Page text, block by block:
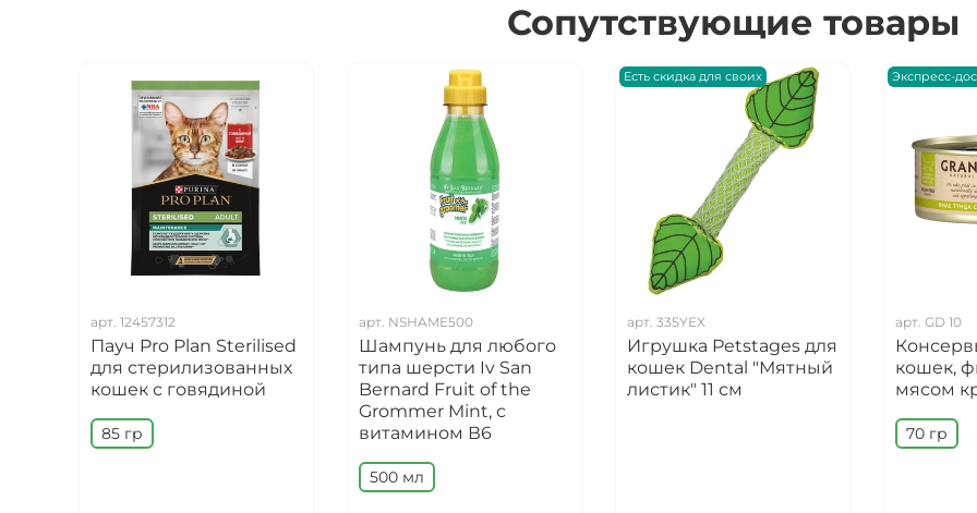
Сопутствующие товары
арт. 12457312
Пауч Pro Plan Sterilised
для стерилизованных
кошек с говядиной
85 гр
арт. NSHAME500
Шампунь для любого
типа шерсти Iv San
Bernard Fruit of the
Grommer Mint, с
витамином В6
500 мл
Есть скидка для своих
арт. 335YEX
Игрушка Petstages для
кошек Dental "Мятный
листик" 11 см
Экспресс-
арт. GD 10
кошек,
мясом
70 гр